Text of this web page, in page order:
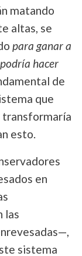
matando
altas, se
para ganar a
hacer
de
que
transformaría
esto.
en
las
sistema